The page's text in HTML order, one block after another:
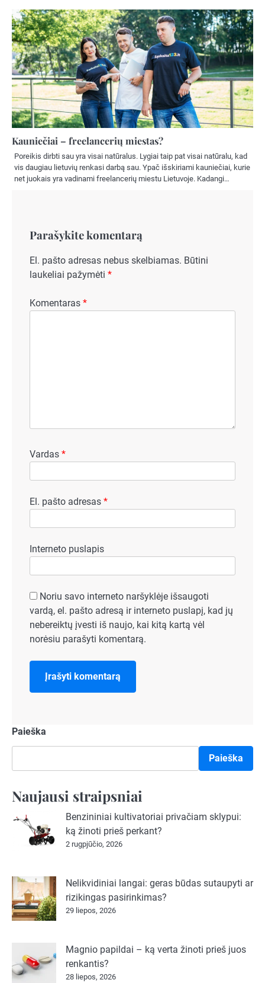
Kauniečiai – freelancerių miestas?
Poreikis dirbti sau yra visai natūralus. Lygiai taip pat visai natūralu, kad
vis daugiau lietuvių renkasi darbą sau. Ypač išskiriami kauniečiai, kurie
net juokais yra vadinami freelancerių miestu Lietuvoje. Kadangi…
Parašykite komentarą
El. pašto adresas nebus skelbiamas. Būtini
laukeliai pažymėti *
Komentaras *
Vardas *
El. pašto adresas *
Interneto puslapis
Noriu savo interneto naršyklėje išsaugoti
vardą, el. pašto adresą ir interneto puslapį, kad jų
nebereiktų įvesti iš naujo, kai kitą kartą vėl
norėsiu parašyti komentarą.
Paieška
Paieška
Naujausi straipsniai
Benzininiai kultivatoriai privačiam sklypui:
ką žinoti prieš perkant?
2 rugpjūčio, 2026
Nelikvidiniai langai: geras būdas sutaupyti ar
rizikingas pasirinkimas?
29 liepos, 2026
Magnio papildai – ką verta žinoti prieš juos
renkantis?
28 liepos, 2026